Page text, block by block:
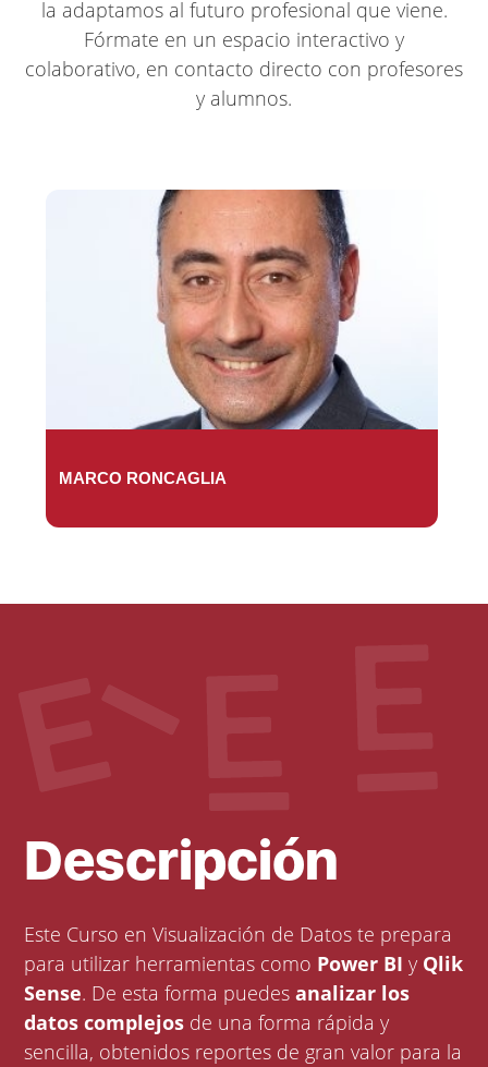
la adaptamos al futuro profesional que viene.
Fórmate en un espacio interactivo y
colaborativo, en contacto directo con profesores
y alumnos.
MARCO RONCAGLIA
Descripción
Este Curso en Visualización de Datos te prepara
para utilizar herramientas como Power BI y Qlik
Sense. De esta forma puedesanalizar los
datos complejos de una forma rápida y
sencilla, obtenidos reportes de gran valor para la